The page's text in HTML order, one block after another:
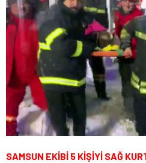
SAMSUN EKİBİ 5 KİŞİYİ SAĞ